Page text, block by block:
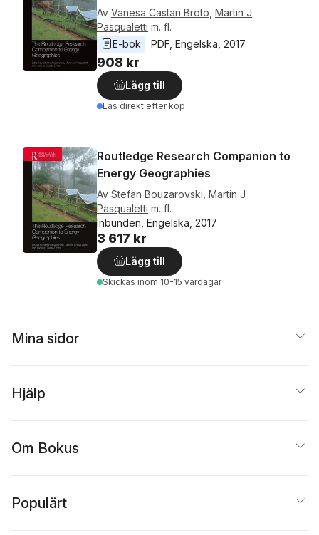
Av Vanesa Castan Broto Martin J
Pasqualetti m. fl.
E-bok
PDF Engelska 2017
908 kr
Lägg till
Läs direkt efter köp
Routledge Research Companion to
Energy Geographies
Av Stefan Bouzarovski Martin J
Pasqualetti m. fl.
Inbunden, Engelska, 2017
3 617 kr
Lägg till
Skickas inom 10-15 vardagar
Mina sidor
Hjälp
Om Bokus
Populärt